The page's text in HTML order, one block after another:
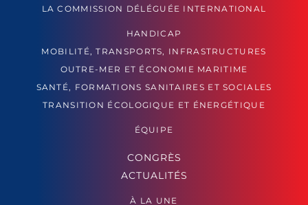
LA COMMISSION DÉLÉGUÉE INTERNATIONAL
HANDICAP
MOBILITÉ, TRANSPORTS, INFRASTRUCTURES
OUTRE-MER ET ÉCONOMIE MARITIME
SANTÉ, FORMATIONS SANITAIRES ET SOCIALES
TRANSITION ÉCOLOGIQUE ET ÉNERGÉTIQUE
ÉQUIPE
CONGRÈS
ACTUALITÉS
À LA UNE